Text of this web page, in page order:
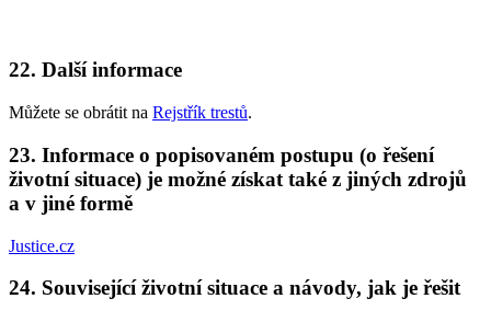
22. Další informace
Můžete se obrátit na Rejstřík trestů.
23. Informace o popisovaném postupu (o řešení
životní situace) je možné získat také z jiných zdrojů
a v jiné formě
Justice.cz
24. Související životní situace a návody, jak je řešit